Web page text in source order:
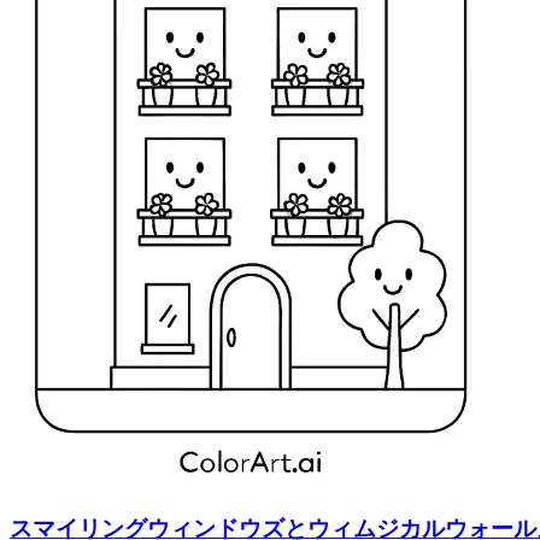
スマイリングウィンドウズとウィムジカルウォー